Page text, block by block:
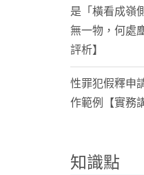
是「橫看成嶺
無一物，何處
評析】
性罪犯假釋申
作範例【實務
知識點